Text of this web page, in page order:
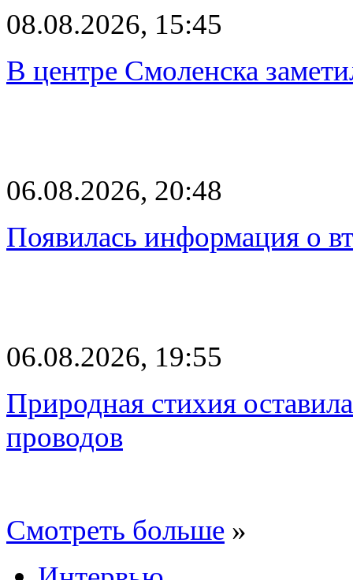
08.08.2026, 15:45
В центре Смоленска
06.08.2026, 20:48
Появилась информация о
06.08.2026, 19:55
Природная стихия
проводов
Смотреть больше »